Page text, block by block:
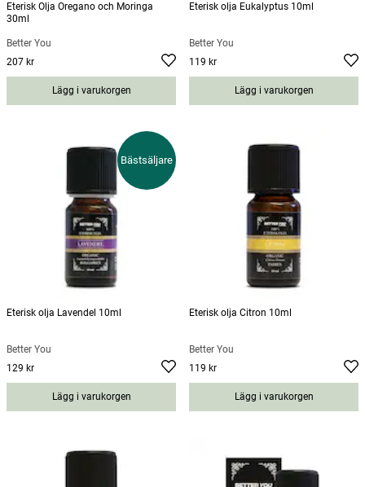
Eterisk Olja Oregano och Moringa
30ml
Better You
Pris:
207 kr
Lägg i varukorgen
Eterisk olja Eukalyptus 10ml
Better You
Pris:
119 kr
Lägg i varukorgen
Bästsäljare
Eterisk olja Lavendel 10ml
Better You
Pris:
129 kr
Lägg i varukorgen
Eterisk olja Citron 10ml
Better You
Pris:
119 kr
Lägg i varukorgen